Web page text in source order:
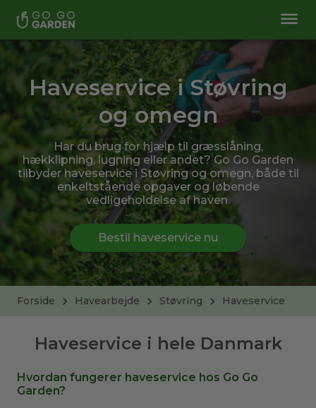
Haveservice i Støvring
og omegn
Har du brug for hjælp til græsslåning,
hækklipning, lugning eller andet? Go Go Garden
tilbyder haveservice i Støvring og omegn, både til
enkeltstående opgaver og løbende
vedligeholdelse af haven.
Bestil haveservice nu
Forside Havearbejde Støvring Haveservice
Haveservice i hele Danmark
Hvordan fungerer haveservice hos Go Go
Garden?